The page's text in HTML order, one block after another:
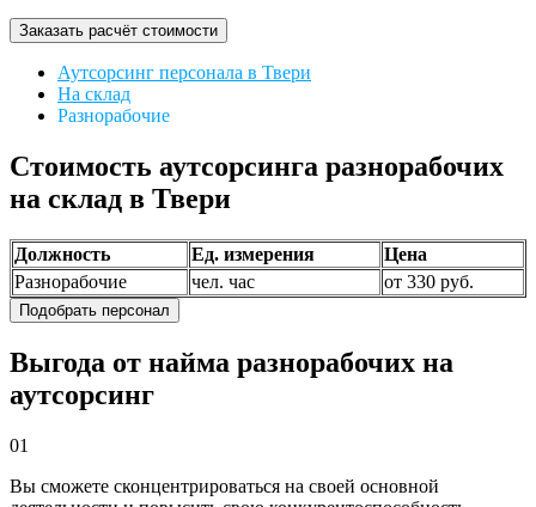
Заказать расчёт стоимости
Аутсорсинг персонала в Твери
На склад
Разнорабочие
Стоимость аутсорсинга разнорабочих
на склад в Твери
Должность Ед. измерения
Цена
Разнорабочие
чел. час от 330 руб.
Подобрать персонал
Выгода от найма разнорабочих на
аутсорсинг
01
Вы сможете сконцентрироваться на своей основной